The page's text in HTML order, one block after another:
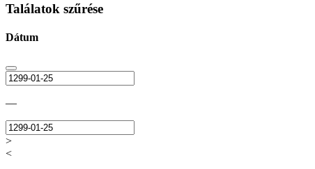
Találatok szűrése
Dátum
—
>
<